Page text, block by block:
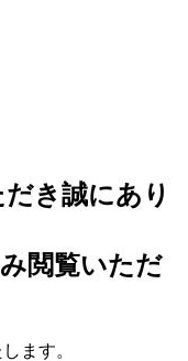
き誠にあり
閲覧いただ
ます。